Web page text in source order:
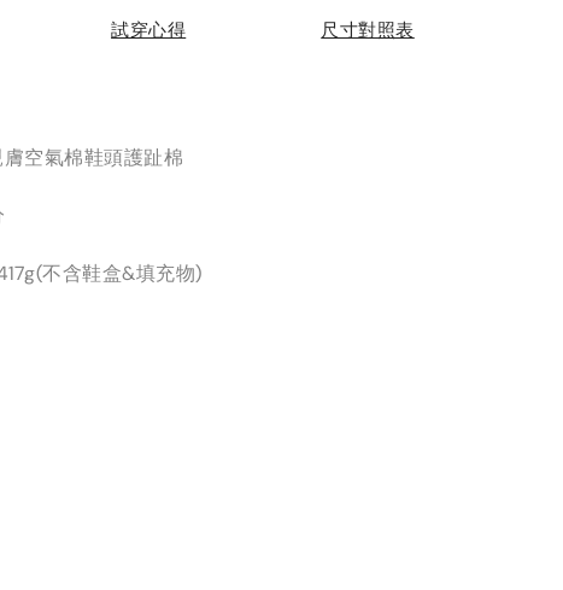
試穿心得 尺寸對照表
空氣棉鞋頭護趾棉
不含鞋盒&填充物)